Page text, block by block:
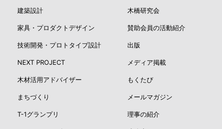
建築設計
家具・プロダクトデザイン
技術開発・プロトタイプ設計
NEXT PROJECT
木材活用アドバイザー
まちづくり
T-1グランプリ
木橋研究会
賛助会員の活動紹介
出版
メディア掲載
もくたび
メールマガジン
理事の紹介